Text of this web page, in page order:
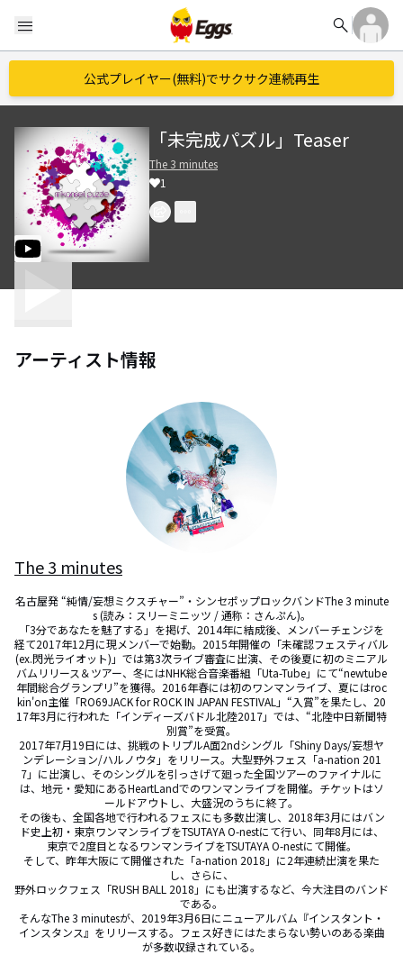
menu search
公式プレイヤー(無料)でサクサク連続再生
「未完成パズル」Teaser
The 3 minutes
1
アーティスト情報
The 3 minutes
名古屋発 “純情/妄想ミクスチャー”・シンセポップロックバンドThe 3 minute
s (読み：スリーミニッツ / 通称：さんぷん)。
「3分であなたを魅了する」を掲げ、2014年に結成後、メンバーチェンジを
経て2017年12月に現メンバーで始動。2015年開催の「未確認フェスティバル
(ex.閃光ライオット)」では第3次ライブ審査に出演、その後夏に初のミニアル
バムリリース＆ツアー、冬にはNHK総合音楽番組「Uta-Tube」にて“newtube
年間総合グランプリ”を獲得。2016年春には初のワンマンライブ、夏にはroc
kin'on主催「RO69JACK for ROCK IN JAPAN FESTIVAL」“入賞”を果たし、20
17年3月に行われた「インディーズバドル北陸2017」では、“北陸中日新聞特
別賞”を受賞。
2017年7月19日には、挑戦のトリプルA面2ndシングル「Shiny Days/妄想ヤ
ンデレーション/ハルノウタ」をリリース。大型野外フェス「a-nation 201
7」に出演し、そのシングルを引っさげて廻った全国ツアーのファイナルに
は、地元・愛知にあるHeartLandでのワンマンライブを開催。チケットはソ
ールドアウトし、大盛況のうちに終了。
その後も、全国各地で行われるフェスにも多数出演し、2018年3月にはバン
ド史上初・東京ワンマンライブをTSUTAYA O-nestにて行い、同年8月には、
東京で2度目となるワンマンライブをTSUTAYA O-nestにて開催。
そして、昨年大阪にて開催された「a-nation 2018」に2年連続出演を果た
し、さらに、
野外ロックフェス「RUSH BALL 2018」にも出演するなど、今大注目のバンド
である。
そんなThe 3 minutesが、2019年3月6日にニューアルバム『インスタント・
インスタンス』をリリースする。フェス好きにはたまらない勢いのある楽曲
が多数収録されている。